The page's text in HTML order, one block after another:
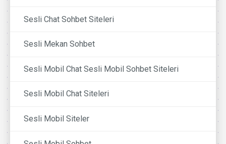
Sesli Chat Sohbet Siteleri
Sesli Mekan Sohbet
Sesli Mobil Chat Sesli Mobil Sohbet Siteleri
Sesli Mobil Chat Siteleri
Sesli Mobil Siteler